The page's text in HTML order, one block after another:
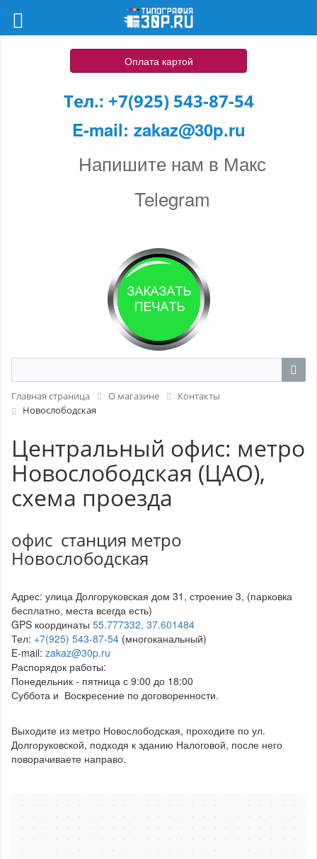
Оплата картой
Тел.: +7(925) 543-87-54
E-mail: zakaz@30p.ru
Напишите нам в Макс
Telegram
Главная страница О магазине
Контакты
Новослободская
Центральный офис: метро
Новослободская (ЦАО),
схема проезда
офис станция метро
Новослободская
Адрес: улица Долгоруковская дом 31, строение 3, (парковка
бесплатно, места всегда есть)
GPS координаты 55.777332, 37.601484
Тел: +7(925) 543-87-54 (многоканальный)
E-mail: zakaz@30p.ru
Распорядок работы:
Понедельник - пятница с 9:00 до 18:00
Суббота и Воскресение по договоренности.
Выходите из метро Новослободская, проходите по ул.
Долгоруковской, подходя к зданию Налоговой, после него
поворачиваете направо.